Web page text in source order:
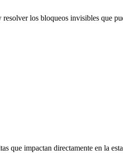
los bloqueos invisibles que
que impactan directamente en la